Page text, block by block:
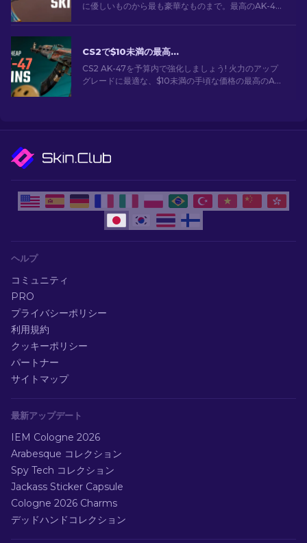
に優しいものから最も豪華なものまで。最高のAK-47
CS2で$10未満の最高に安いAK-47スキン
CS2 AK-47を予算内で強化しましょう! 火力のアップ
グレードに最適な、$10未満の手頃な価格の最高のAK-
ヘルプ
コミュニティ
PRO
プライバシーポリシー
利用規約
クッキーポリシー
パートナー
サイトマップ
最新アップデート
IEM Cologne 2026
Arabesque コレクション
Spy Tech コレクション
Jackass Sticker Capsule
Cologne 2026 Charms
デッドハンドコレクション